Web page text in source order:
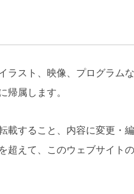
ラスト、映像、プログラム
帰属します。
載すること、内容に変更・
超えて、このウェブサイト